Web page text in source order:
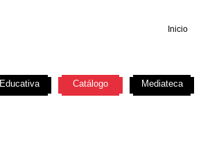
Inicio
Educativa Catálogo Mediateca